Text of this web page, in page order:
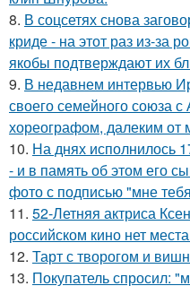
8. В соцсетях снова
криде - на этот раз из-за
якобы подтверждают их
9. В недавнем интервью
своего семейного союза
хореографом, далеким от
10. На днях исполнилось
- и в память об этом его
фото с подписью "мне
11. 52-Летняя актриса
российском кино нет
12. Тарт с творогом и
13. Покупатель спросил: